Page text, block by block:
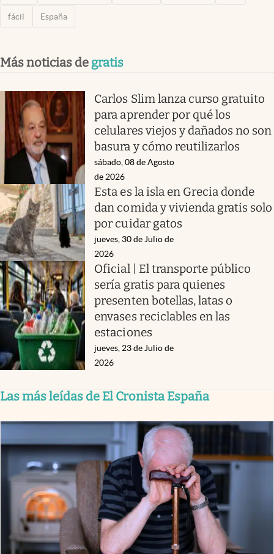
fácil España
Más noticias de gratis
Carlos Slim lanza curso gratuito
para aprender por qué los
celulares viejos y dañados no son
basura y cómo reutilizarlos
sábado, 08 de Agosto
de 2026
Esta es la isla en Grecia donde
dan comida y vivienda gratis solo
por cuidar gatos
jueves, 30 de Julio de
2026
Oficial | El transporte público
sería gratis para quienes
presenten botellas, latas o
envases reciclables en las
estaciones
jueves, 23 de Julio de
2026
Las más leídas de El Cronista España